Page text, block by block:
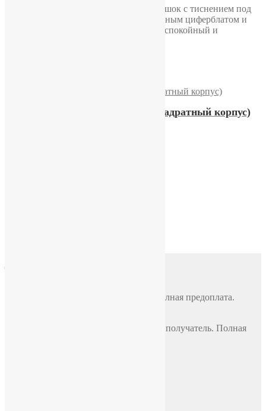
Дополняет часы черный кожаный ремешок с тиснением под
крокодила. Он хорошо сочетается с темным циферблатом и
позолоченным корпусом, подчеркивая спокойный и
Часы Луч «Олимпиада» (квадратный корпус)
По всей России, стоимость 500 руб. Полная предоплата.
По всей России, стоимость оплачивает получатель. Полная